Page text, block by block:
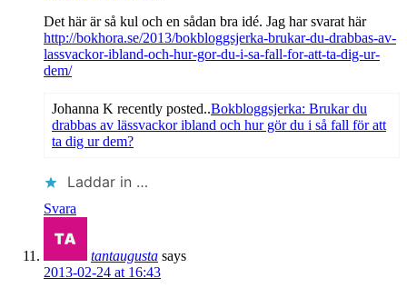
Det här är så kul och en sådan bra idé. Jag har svarat här
http://bokhora.se/2013/bokbloggsjerka-brukar-du-drabbas-av-
lassvackor-ibland-och-hur-gor-du-i-sa-fall-for-att-ta-dig-ur-
dem/
Johanna K recently posted..Bokbloggsjerka: Brukar du
drabbas av lässvackor ibland och hur gör du i så fall för att
ta dig ur dem?
Laddar in …
Svara
tantaugusta says
2013-02-24 at 16:43